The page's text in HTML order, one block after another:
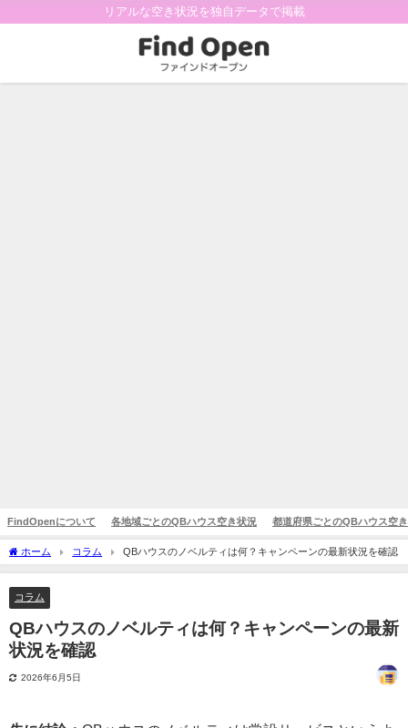
リアルな空き状況を独自データで掲載
FindOpenについて 各地域ごとのQBハウス空き状況 都道府県ごとのQBハウス空
ホーム コラム QBハウスのノベルティは何？キャンペーンの最新状況を確認
コラム
QBハウスのノベルティは何？キャンペーンの最新
状況を確認
2026年6月5日